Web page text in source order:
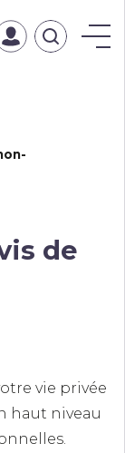
Typ
hier
de
vie privée
haut niveau